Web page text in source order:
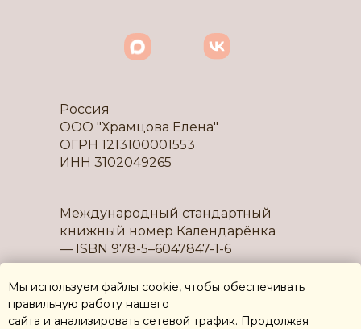
Мы используем файлы cookie, чтобы обеспечивать
правильную работу нашего
сайта и анализировать сетевой трафик. Продолжая
Россия
OOO "Храмцова Елена"
ОГРН 1213100001553
ИНН 3102049265
Международный стандартный
книжный номер Календарёнка
— ISBN 978-5–6047847-1-6